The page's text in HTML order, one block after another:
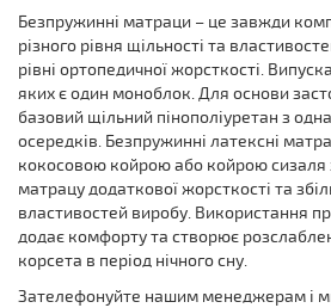
Безпружинні матраци – це завжди
різного рівня щільності та
рівні ортопедичної жорсткості.
яких є один моноблок. Для основи
базовий щільний пінополіуретан з
осередків. Безпружинні латексні
кокосовою койрою або койрою
матрацу додаткової жорсткості та
властивостей виробу. Використання
додає комфорту та створює
корсета в період нічного сну.
Зателефонуйте нашим менеджерам і